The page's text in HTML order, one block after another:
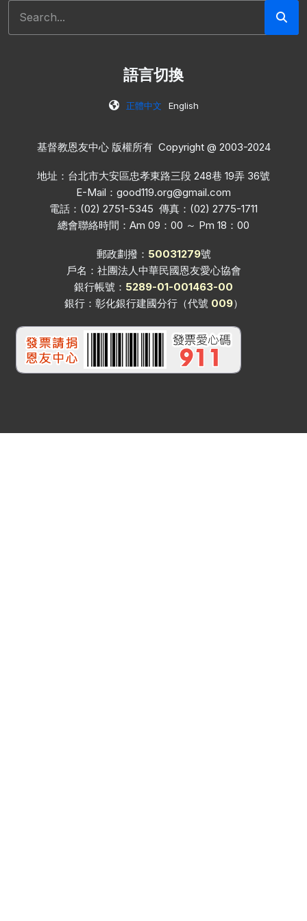
語言切換
正體中文 English
基督教恩友中心 版權所有 Copyright @ 2003-2024
地址：台北市大安區忠孝東路三段 248巷 19弄 36號
E-Mail： good119.org@gmail.com
電話：(02) 2751-5345 傳真：(02) 2775-1711
總會聯絡時間：Am 09：00 ～ Pm 18：00
郵政劃撥： 50031279號
戶名：社團法人中華民國恩友愛心協會
銀行帳號： 5289-01-001463-00
銀行：彰化銀行建國分行（代號 009）